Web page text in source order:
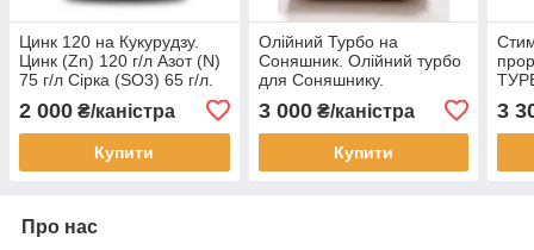
Цинк 120 на Кукурудзу.
Цинк (Zn) 120 г/л Азот (N)
75 г/л Сірка (SO3) 65 г/л.
2 000 ₴/каністра
Купити
Олійний Турбо на
Соняшник. Олійний турбо
для Соняшнику.
Соняшника. Норма 1,0 л/
га
3 000₴/каністра
Купити
3
Про нас